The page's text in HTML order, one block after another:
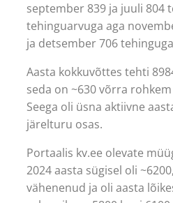
september 839 ja juuli 804
tehinguarvuga aga
ja detsember 706
Aasta kokkuvõttes tehti
seda on ~630 võrra
Seega oli üsna aktiivne
järelturu osas.
Portaalis kv.ee olevate
2024 aasta sügisel oli
vähenenud ja oli aasta